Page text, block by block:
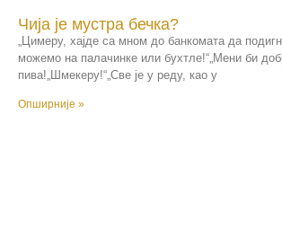
Чија је мустра бечка?
„Цимеру, хајде са мном до банкомата да
можемо на палачинке или бухтле!“„Мени би
пива!„Шмекеру!“„Све је у реду, као у
Опширније »